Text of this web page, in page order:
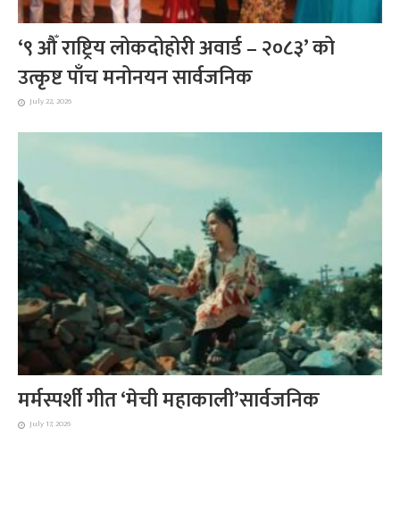
‘९ औँ राष्ट्रिय लोकदोहोरी अवार्ड – २०८३’ को
उत्कृष्ट पाँच मनोनयन सार्वजनिक
July 22, 2026
मर्मस्पर्शी गीत ‘मेची महाकाली’सार्वजनिक
July 17, 2026